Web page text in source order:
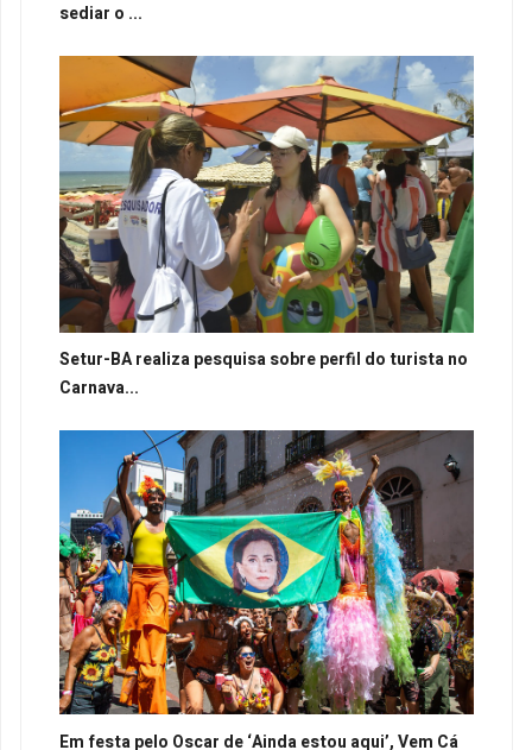
sediar o ...
Setur-BA realiza pesquisa sobre perfil do turista no
Carnava...
Em festa pelo Oscar de ‘Ainda estou aqui’, Vem Cá